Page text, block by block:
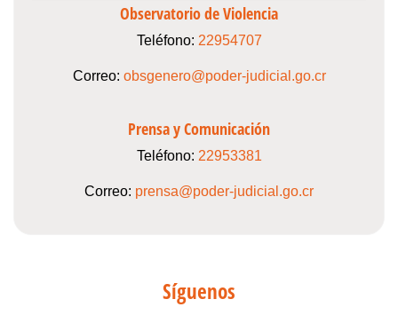
Observatorio de Violencia
Teléfono: 22954707
Correo: obsgenero@poder-judicial.go.cr
Prensa y Comunicación
Teléfono: 22953381
Correo: prensa@poder-judicial.go.cr
Síguenos